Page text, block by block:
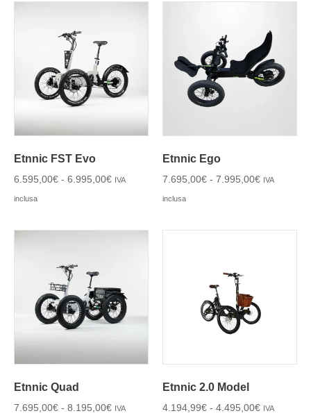
Etnnic FST Evo
6.595,00€ - 6.995,00€ IVA
inclusa
Etnnic Ego
7.695,00€ - 7.995,00€ IVA
inclusa
Etnnic Quad
7.695,00€ - 8.195,00€ IVA
Etnnic 2.0 Model
4.194,99€ - 4.495,00€ IVA